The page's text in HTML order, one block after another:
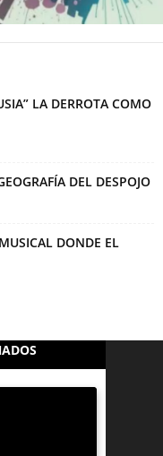
LA DERROTA COMO
DEL DESPOJO
DONDE EL